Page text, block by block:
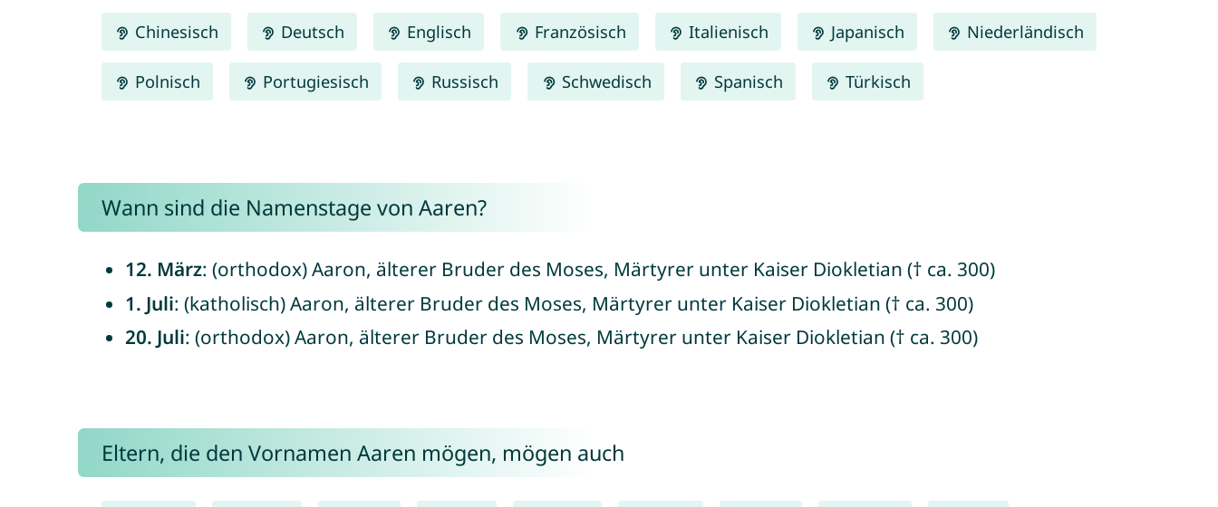
Chinesisch Deutsch Englisch Französisch Italienisch Japanisch Niederländisch
Polnisch Portugiesisch Russisch Schwedisch Spanisch Türkisch
Wann sind die Namenstage von Aaren?
12. März: (orthodox) Aaron, älterer Bruder des Moses, Märtyrer unter Kaiser Diokletian († ca. 300)
1. Juli: (katholisch) Aaron, älterer Bruder des Moses, Märtyrer unter Kaiser Diokletian († ca. 300)
20. Juli: (orthodox) Aaron, älterer Bruder des Moses, Märtyrer unter Kaiser Diokletian († ca. 300)
Eltern, die den Vornamen Aaren mögen, mögen auch